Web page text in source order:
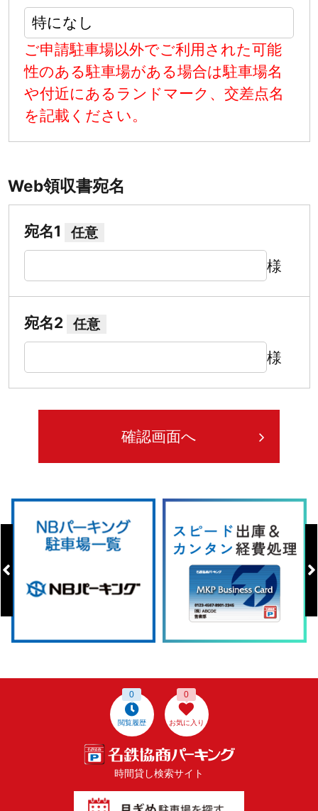
ご申請駐車場以外でご利用された可能
性のある駐車場がある場合は駐車場名
や付近にあるランドマーク、交差点名
を記載ください。
Web領収書宛名
宛名1 任意
様
宛名2 任意
様
閲覧履歴
0
お気に入り
0
時間貸し検索サイト